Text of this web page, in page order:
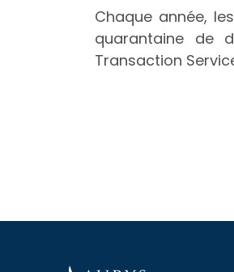
Chaque année,
quarantaine de
Transaction